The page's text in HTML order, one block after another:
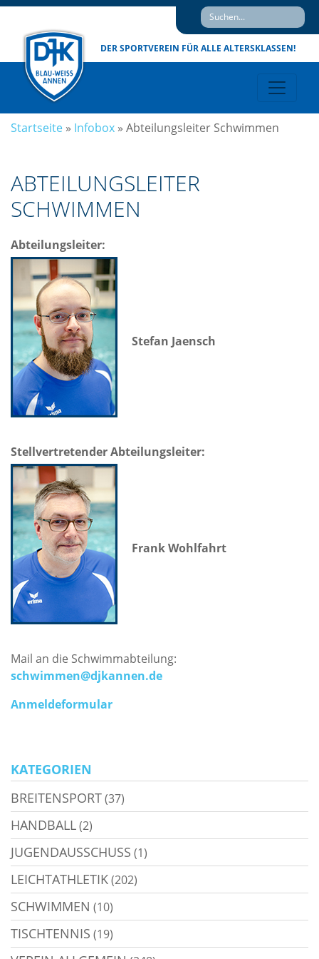
DER SPORTVEREIN FÜR ALLE ALTERSKLASSEN!
Startseite » Infobox » Abteilungsleiter Schwimmen
ABTEILUNGSLEITER
SCHWIMMEN
Abteilungsleiter:
Stefan Jaensch
Stellvertretender Abteilungsleiter:
Frank Wohlfahrt
Mail an die Schwimmabteilung:
schwimmen@djkannen.de
Anmeldeformular
KATEGORIEN
BREITENSPORT(37)
HANDBALL(2)
JUGENDAUSSCHUSS (1)
LEICHTATHLETIK(202)
SCHWIMMEN (10)
TISCHTENNIS (19)